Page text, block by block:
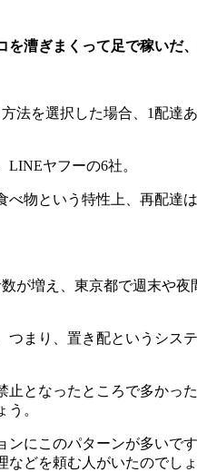
を漕ぎまくって足で稼いだ
を選択した場合、1配達
ヤフーの6社。
物という特性上、再配達
が増え、東京都で週末や
まり、置き配というシス
となったところで多か
。
にこのパターンが多いで
どを頼む人がいたのでし